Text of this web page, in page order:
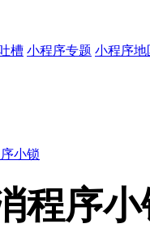
槽 小程序专题 小程序地
小锁
程序